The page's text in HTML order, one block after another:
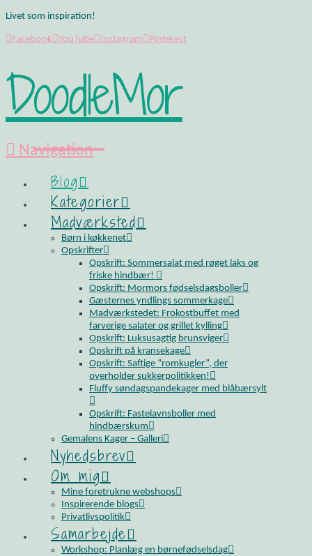
Livet som inspiration!
Facebook YouTube Instagram Pinterest
DoodleMor
Navigation
Blog
Kategorier
Madværksted
Børn i køkkenet
Opskrifter
Opskrift: Sommersalat med røget laks og
friske hindbær!
Opskrift: Mormors fødselsdagsboller
Gæsternes yndlings sommerkage
Madværkstedet: Frokostbuffet med
farverige salater og grillet kylling
Opskrift: Luksusagtig brunsviger
Opskrift på kransekage
Opskrift: Saftige “romkugler”, der
overholder sukkerpolitikken!
Fluffy søndagspandekager med blåbærsylt
Opskrift: Fastelavnsboller med
hindbærskum
Gemalens Kager – Galleri
Nyhedsbrev
Om mig
Mine foretrukne webshops
Inspirerende blogs
Privatlivspolitik
Samarbejde
Workshop: Planlæg en børnefødselsdag